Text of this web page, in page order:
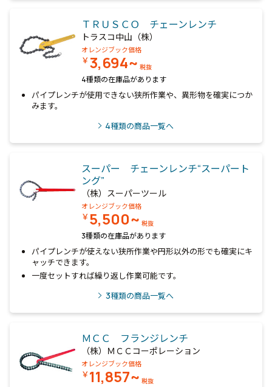
ＴＲＵＳＣＯ チェーンレンチ
トラスコ中山（株）
オレンジブック価格
￥3,694~ 税抜
4種類の在庫品があります
パイプレンチが使用できない狭所作業や、異形物を確実につか
みます。
4種類の商品一覧へ
スーパー チェーンレンチ“スーパート
ング”
（株）スーパーツール
オレンジブック価格
￥5,500~ 税抜
3種類の在庫品があります
パイプレンチが使えない狭所作業や円形以外の形でも確実にキ
ャッチできます。
一度セットすれば繰り返し作業可能です。
3種類の商品一覧へ
ＭＣＣ フランジレンチ
（株）ＭＣＣコーポレーション
オレンジブック価格
￥11,857~ 税抜